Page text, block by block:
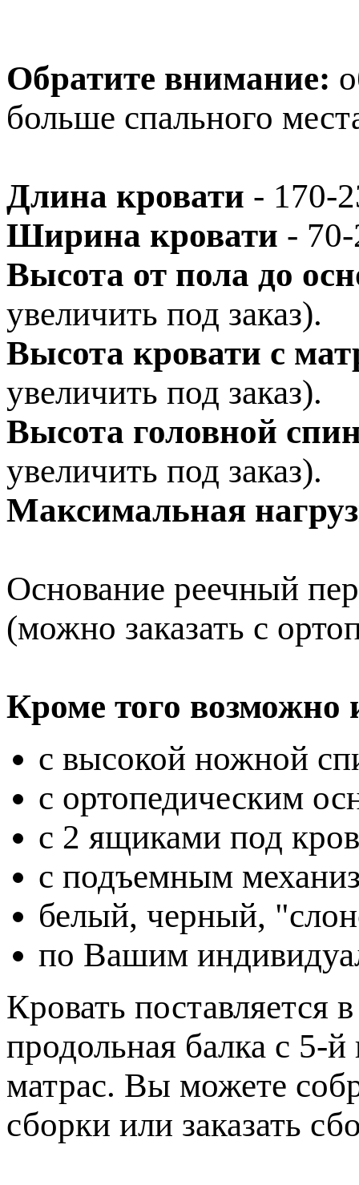
Обратите внимание:
больше спального
Длина кровати - 170-
Ширина кровати -
Высота от пола до
увеличить под заказ).
Высота кровати с
увеличить под заказ).
Высота головной
увеличить под заказ).
Максимальная
Основание реечный
(можно заказать с
Кроме того возможно
с высокой ножной
с ортопедическим
с 2 ящиками под
с подъемным
белый, черный,
по Вашим
Кровать поставляется
продольная балка с 5-
матрас. Вы можете
сборки или заказать